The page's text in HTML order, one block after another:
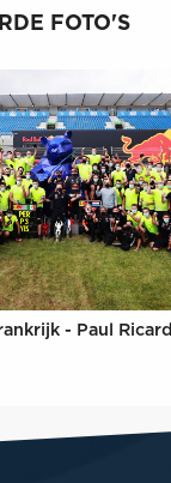
FOTO'S
- Paul Ricard